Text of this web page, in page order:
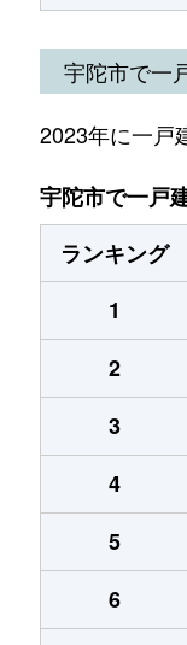
宇陀市で一
2023年に一戸
宇陀市で一戸
ランキング
1
2
3
4
5
6